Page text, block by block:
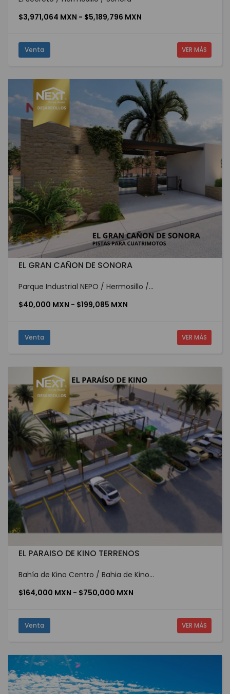
$3,971,064 MXN - $5,189,796 MXN
Venta VER MÁS
EL GRAN CAÑON DE SONORA
Parque Industrial NEPO / Hermosillo /...
$40,000 MXN - $199,085 MXN
Venta VER MÁS
EL PARAISO DE KINO TERRENOS
Bahía de Kino Centro / Bahia de Kino...
$164,000 MXN - $750,000 MXN
Venta VER MÁS